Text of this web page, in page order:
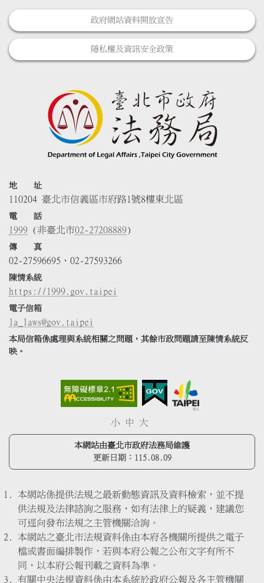
政府網站資料開放宣告
隱私權及資訊安全政策
地 址
110204 臺北市信義區市府路1號8樓東北區
電 話
1999 (非臺北市02-27208889)
傳 真
02-27596695、02-27593266
陳情系統
https://1999.gov.taipei
電子信箱
la_laws@gov.taipei
本局信箱係處理與系統相關之問題，其餘市政問題請至陳情系統反
映。
小 中 大
本網站由臺北市政府法務局維護
更新日期： 115.08.09
本網站係提供法規之最新動態資訊及資料檢索，並不提
供法規及法律諮詢之服務，如有法律上的疑義，建議您
可逕向發布法規之主管機關洽詢。
本網站之臺北市法規資料係由本府各機關所提供之電子
檔或書面編排製作，若與本府公報之公布文字有所不
同，以本府公報刊載之資料為準。
有關中央法規資料係由本系統於政府公報及各主管機關